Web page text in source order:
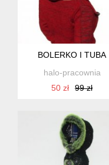
BOLERKO I TUBA
halo-pracownia
50 zł
99 zł